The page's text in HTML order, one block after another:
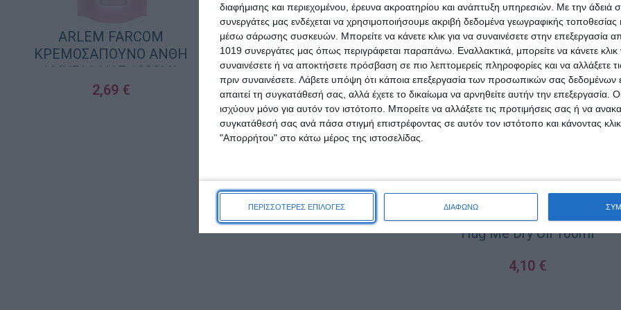
διαφήμισης και περιεχομένου, έρευνα ακροατηρίου και ανάπτυξη υπηρεσιών. Με την άδειά
συνεργάτες μας ενδέχεται να χρησιμοποιήσουμε ακριβή δεδομένα γεωγραφικής τοποθεσίας
μέσω σάρωσης συσκευών. Μπορείτε να κάνετε κλικ για να συναινέσετε στην επεξεργασία
1019 συνεργάτες μας όπως περιγράφεται παραπάνω. Εναλλακτικά, μπορείτε να κάνετε κλικ
συναινέσετε ή να αποκτήσετε πρόσβαση σε πιο λεπτομερείς πληροφορίες και να αλλάξετε
πριν συναινέσετε. Λάβετε υπόψη ότι κάποια επεξεργασία των προσωπικών σας δεδομένων
απαιτεί τη συγκατάθεσή σας, αλλά έχετε το δικαίωμα να αρνηθείτε αυτήν την επεξεργασία.
ισχύουν μόνο για αυτόν τον ιστότοπο. Μπορείτε να αλλάξετε τις προτιμήσεις σας ή να
συγκατάθεσή σας ανά πάσα στιγμή επιστρέφοντας σε αυτόν τον ιστότοπο και κάνοντας
"Απορρήτου" στο κάτω μέρος της ιστοσελίδας.
ΠΕΡΙΣΣΟΤΕΡΕΣ ΕΠΙΛΟΓΕΣ ΔΙΑΦΩΝΩ
ARLEM FARCOM
ΚΡΕΜΟΣΑΠΟΥΝΟ ΑΝΘΗ
ΑΜΥΓΔΑΛΙΑΣ 1000ML
2,69 €
Farcom Mea Natura Dry Oil
160ml
6,89€
Hug Me Dry Oil 100ml
4,10 €